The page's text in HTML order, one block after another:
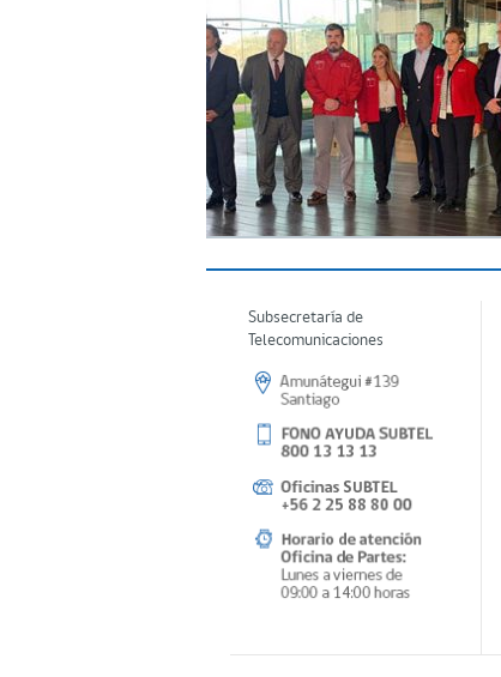
Subsecretaría de
Telecomunicaciones